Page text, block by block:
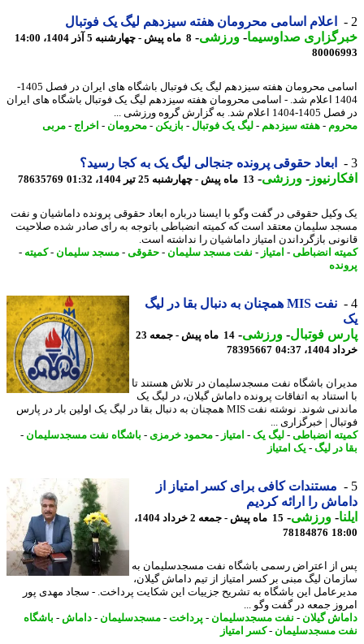
اعلام اسامی محرومان هفته سیزدهم لیگ یک فوتبال
صداوسیما-ورزشی-8 ماه پیش - چهارشنبه 5 آذر 1404، 14:00
­اسامی محرومان هفته سیزدهم لیگ یک فوتبال باشگاه های ایران در فصل 1405-
1404 اعلام شد. - ­اسامی محرومان هفته سیزدهم لیگ یک فوتبال باشگاه های ایران
شد. به گزارش گروه ورزشی ...
- هفته سیزدهم -لیگ یک فوتبال-بازیکن -محرومان-اخراج- مربی
ابعاد حقوقی پرونده جنجالی لیگ یک به کجا رسید؟
-ورزشی-13 ماه پیش - چهارشنبه 25 تیر 1404، 01:32 78635769
حقوقی در گفت وگو با ایسنا درباره ابعاد حقوقی پرونده داماشیان و نفت
سلیمان معتقد است که کمیته انضباطی باتوجه به رای صادر شده صلاحیت
بازگرداندن امتیاز داماشیان را نداشته است.
انضباطی-امتیاز-نفت مسجد سلیمان-حقوقی-مسجد سلیمان-کمیته-
نفت MIS همچنان به دنبال بقا در لیگ
فوتبال-ورزشی-
14 ماه پیش - جمعه 23
04:37
78395667
باشگاه نفت مسجدسلیمان در تلاش هستند تا
به اتفاقات پرونده داماش گیلان، در لیگ یک
ماندنی شوند. نوشته نفت MIS همچنان به دنبال بقا در لیگ یک اولین بار در پارس
| خبرگزاری ...
انضباطی-لیگ یک-امتیاز-محمود خرمزی - باشگاه نفت مسجدسلیمان-
در لیگ -یک امتیاز
مستندات کافی برای کسر امتیاز از
را ارائه کردیم
-ورزشی-
15 ماه پیش - جمعه 2 خرداد 1404،
78184876
اعتراض رسمی باشگاه نفت مسجدسلیمان به
لیگ مبنی بر کسر امتیاز از تیم داماش گیلان،
این باشگاه به تشریح جزییات این شکایت پرداخت. - سجاد مهدی پور
جمعه در گفت وگو ...
گیلان-نفت مسجدسلیمان-پرداخت -مسجدسلیمان-داماش-باشگاه
مسجدسلیمان-کسر امتیاز